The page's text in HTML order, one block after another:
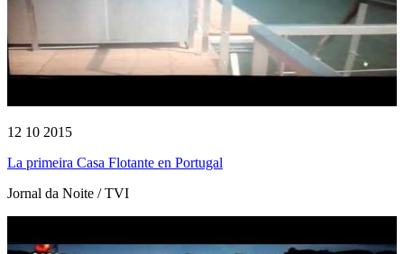
12 10 2015
La primeira Casa Flotante en Portugal
Jornal da Noite / TVI